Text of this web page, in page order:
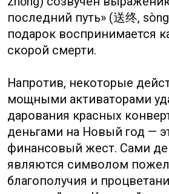
Это сосуществование, кажущееся
парадоксальным для внешнего
наблюдателя, для китайского
является абсолютно
Современная наука и технологии
верования помогают ответить на
«почему?» и «что это значит?».
чувство контроля в
мире, обеспечивают связь с
наследием и предками,
жизнь через ритуалы и, в
являются мостом между
будущим.